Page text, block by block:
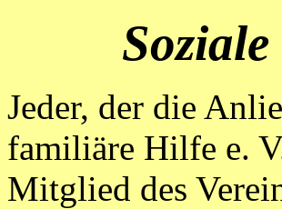
Jeder, der die
familiäre Hilfe e.
Mitglied des